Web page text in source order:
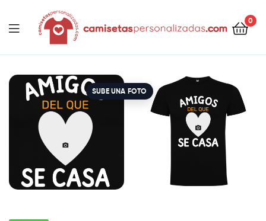
Camisetaspersonalizadas.com
0
SUBE UNA FOTO